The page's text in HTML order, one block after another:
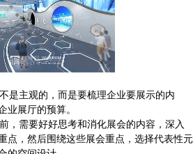
是主观的，而是要梳理企业要展示的内
展厅的预算。
，需要好好思考和消化展会的内容，深入
点，然后围绕这些展会重点，选择代表性元